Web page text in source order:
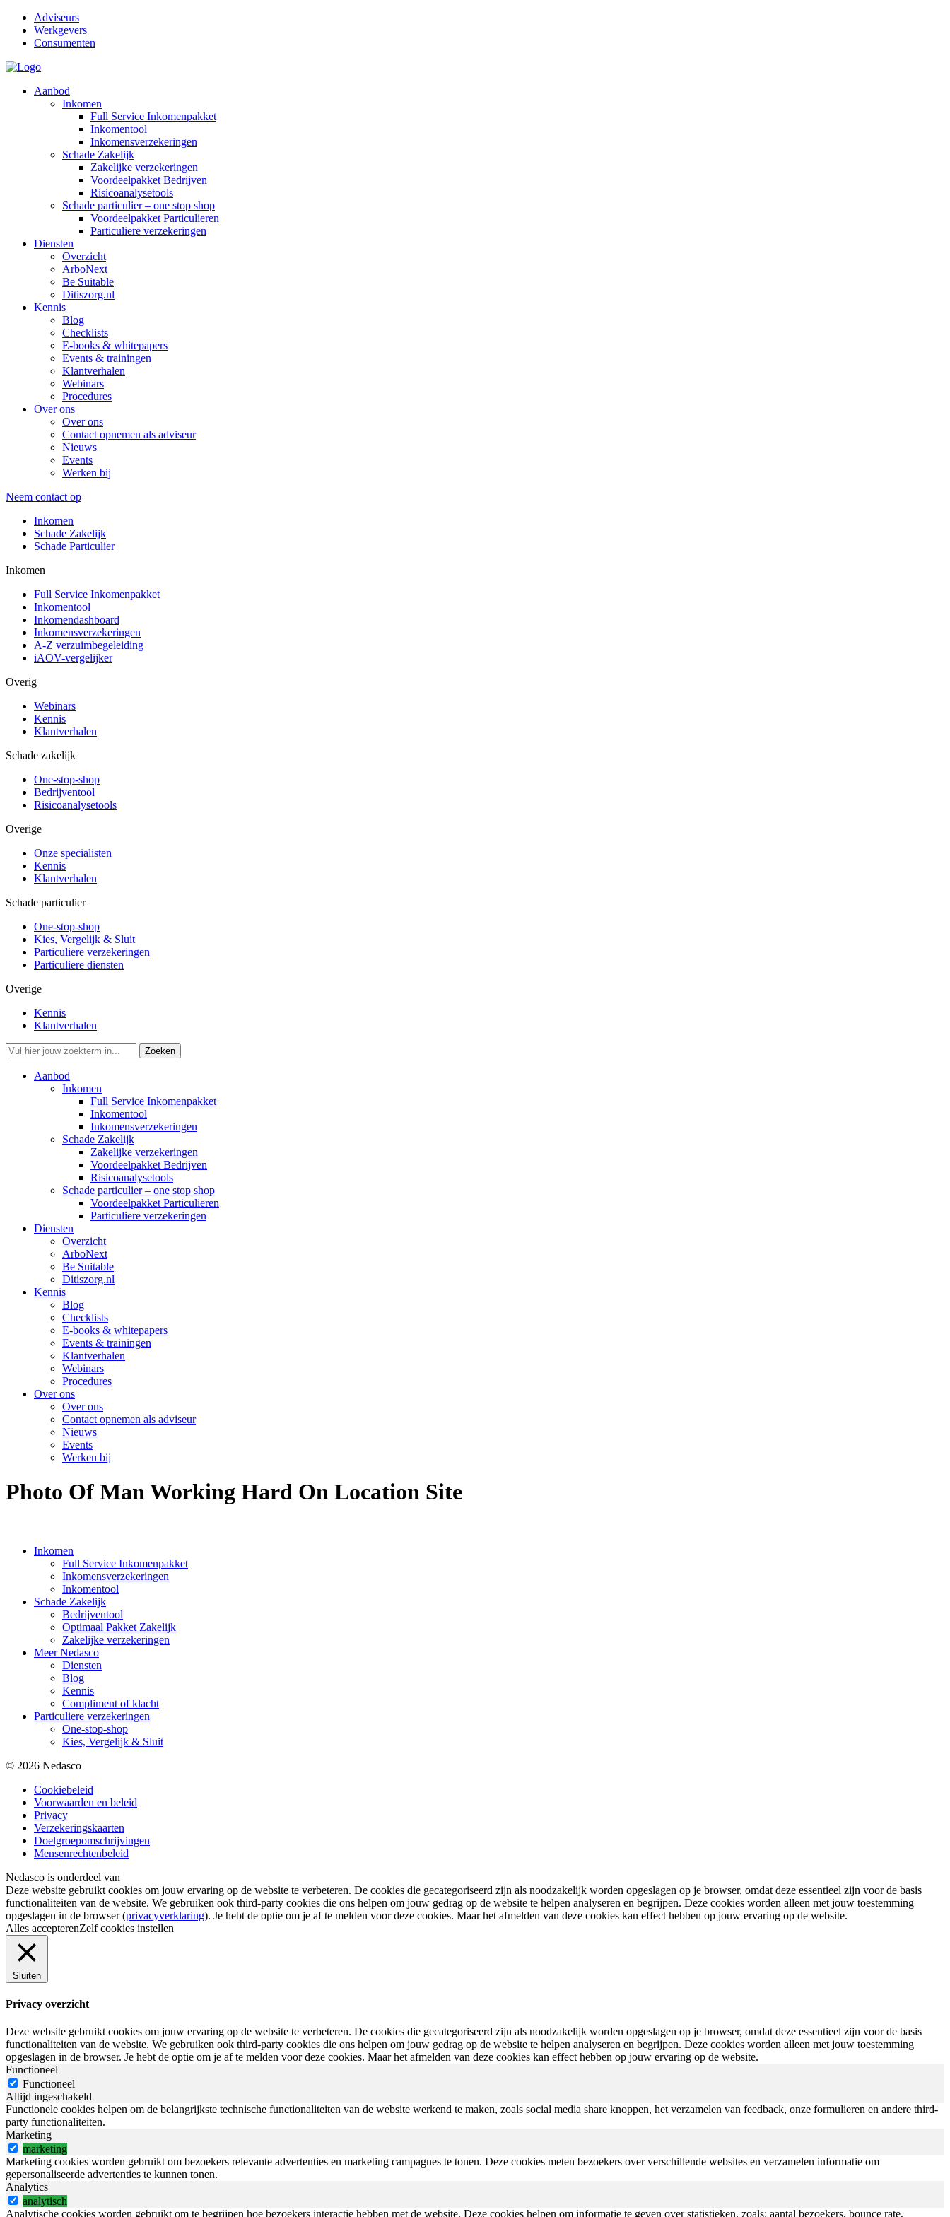
Adviseurs
Werkgevers
Consumenten
Aanbod
Inkomen
Full Service Inkomenpakket
Inkomentool
Inkomensverzekeringen
Schade Zakelijk
Zakelijke verzekeringen
Voordeelpakket Bedrijven
Risicoanalysetools
Schade particulier – one stop shop
Voordeelpakket Particulieren
Particuliere verzekeringen
Diensten
Overzicht
ArboNext
Be Suitable
Ditiszorg.nl
Kennis
Blog
Checklists
E-books & whitepapers
Events & trainingen
Klantverhalen
Webinars
Procedures
Over ons
Over ons
Contact opnemen als adviseur
Nieuws
Events
Werken bij
Neem contact op
Inkomen
Schade Zakelijk
Schade Particulier
Inkomen
Full Service Inkomenpakket
Inkomentool
Inkomendashboard
Inkomensverzekeringen
A-Z verzuimbegeleiding
iAOV-vergelijker
Overig
Webinars
Kennis
Klantverhalen
Schade zakelijk
One-stop-shop
Bedrijventool
Risicoanalysetools
Overige
Onze specialisten
Kennis
Klantverhalen
Schade particulier
One-stop-shop
Kies, Vergelijk & Sluit
Particuliere verzekeringen
Particuliere diensten
Overige
Kennis
Klantverhalen
Aanbod
Inkomen
Full Service Inkomenpakket
Inkomentool
Inkomensverzekeringen
Schade Zakelijk
Zakelijke verzekeringen
Voordeelpakket Bedrijven
Risicoanalysetools
Schade particulier – one stop shop
Voordeelpakket Particulieren
Particuliere verzekeringen
Diensten
Overzicht
ArboNext
Be Suitable
Ditiszorg.nl
Kennis
Blog
Checklists
E-books & whitepapers
Events & trainingen
Klantverhalen
Webinars
Procedures
Over ons
Over ons
Contact opnemen als adviseur
Nieuws
Events
Werken bij
Photo Of Man Working Hard On Location Site
Inkomen
Full Service Inkomenpakket
Inkomensverzekeringen
Inkomentool
Schade Zakelijk
Bedrijventool
Optimaal Pakket Zakelijk
Zakelijke verzekeringen
Meer Nedasco
Diensten
Blog
Kennis
Compliment of klacht
Particuliere verzekeringen
One-stop-shop
Kies, Vergelijk & Sluit
© 2026 Nedasco
Cookiebeleid
Voorwaarden en beleid
Privacy
Verzekeringskaarten
Doelgroepomschrijvingen
Mensenrechtenbeleid
Nedasco is onderdeel van
Deze website gebruikt cookies om jouw ervaring op de website te verbeteren. De cookies die gecategoriseerd zijn als noodzakelijk worden opgeslagen op je browser, omdat deze essentieel zijn voor de basis
functionaliteiten van de website. We gebruiken ook third-party cookies die ons helpen om jouw gedrag op de website te helpen analyseren en begrijpen. Deze cookies worden alleen met jouw toestemming
opgeslagen in de browser (privacyverklaring). Je hebt de optie om je af te melden voor deze cookies. Maar het afmelden van deze cookies kan effect hebben op jouw ervaring op de website.
Alles accepterenZelf cookies instellen
Sluiten
Privacy overzicht
Deze website gebruikt cookies om jouw ervaring op de website te verbeteren. De cookies die gecategoriseerd zijn als noodzakelijk worden opgeslagen op je browser, omdat deze essentieel zijn voor de basis
functionaliteiten van de website. We gebruiken ook third-party cookies die ons helpen om jouw gedrag op de website te helpen analyseren en begrijpen. Deze cookies worden alleen met jouw toestemming
opgeslagen in de browser. Je hebt de optie om je af te melden voor deze cookies. Maar het afmelden van deze cookies kan effect hebben op jouw ervaring op de website.
Functioneel
Functioneel
Altijd ingeschakeld
Functionele cookies helpen om de belangrijkste technische functionaliteiten van de website werkend te maken, zoals social media share knoppen, het verzamelen van feedback, onze formulieren en andere third-
party functionaliteiten.
Marketing
marketing
Marketing cookies worden gebruikt om bezoekers relevante advertenties en marketing campagnes te tonen. Deze cookies meten bezoekers over verschillende websites en verzamelen informatie om
gepersonaliseerde advertenties te kunnen tonen.
Analytics
analytisch
Analytische cookies worden gebruikt om te begrijpen hoe bezoekers interactie hebben met de website. Deze cookies helpen om informatie te geven over statistieken, zoals: aantal bezoekers, bounce rate,